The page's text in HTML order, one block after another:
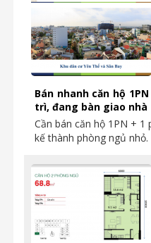
Bán nhanh căn hộ
trì, đang bàn giao nhà
Cần bán căn hộ 1PN +
kế thành phòng ngủ